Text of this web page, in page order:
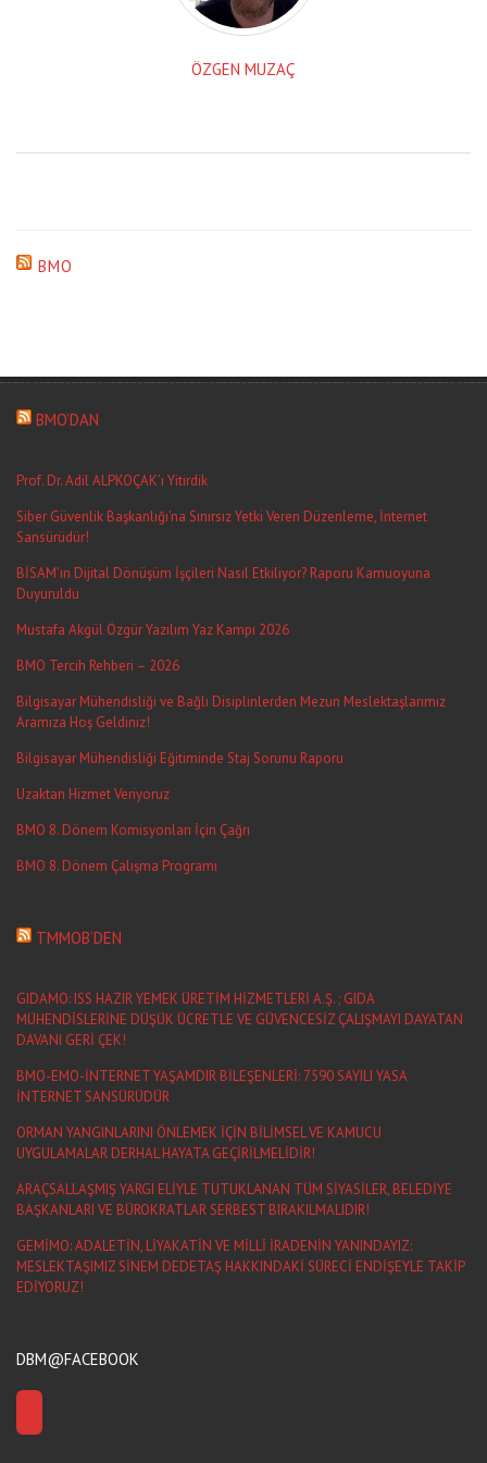
ÖZGEN MUZAÇ
BMO
BMO’DAN
Prof. Dr. Adil ALPKOÇAK’ı Yitirdik
Siber Güvenlik Başkanlığı’na Sınırsız Yetki Veren Düzenleme, İnternet
Sansürüdür!
BİSAM’ın Dijital Dönüşüm İşçileri Nasıl Etkiliyor? Raporu Kamuoyuna
Duyuruldu
Mustafa Akgül Özgür Yazılım Yaz Kampı 2026
BMO Tercih Rehberi – 2026
Bilgisayar Mühendisliği ve Bağlı Disiplinlerden Mezun Meslektaşlarımız
Aramıza Hoş Geldiniz!
Bilgisayar Mühendisliği Eğitiminde Staj Sorunu Raporu
Uzaktan Hizmet Veriyoruz
BMO 8. Dönem Komisyonları İçin Çağrı
BMO 8. Dönem Çalışma Programı
TMMOB’DEN
GIDAMO: ISS HAZIR YEMEK ÜRETİM HİZMETLERİ A.Ş. ; GIDA
MÜHENDİSLERİNE DÜŞÜK ÜCRETLE VE GÜVENCESİZ ÇALIŞMAYI DAYATAN
DAVANI GERİ ÇEK!
BMO-EMO-İNTERNET YAŞAMDIR BİLEŞENLERİ: 7590 SAYILI YASA
İNTERNET SANSÜRÜDÜR
ORMAN YANGINLARINI ÖNLEMEK İÇİN BİLİMSEL VE KAMUCU
UYGULAMALAR DERHAL HAYATA GEÇİRİLMELİDİR!
ARAÇSALLAŞMIŞ YARGI ELİYLE TUTUKLANAN TÜM SİYASİLER, BELEDİYE
BAŞKANLARI VE BÜROKRATLAR SERBEST BIRAKILMALIDIR!
GEMİMO: ADALETİN, LİYAKATİN VE MİLLİ İRADENİN YANINDAYIZ:
MESLEKTAŞIMIZ SİNEM DEDETAŞ HAKKINDAKİ SÜRECİ ENDİŞEYLE TAKİP
EDİYORUZ!
DBM@FACEBOOK